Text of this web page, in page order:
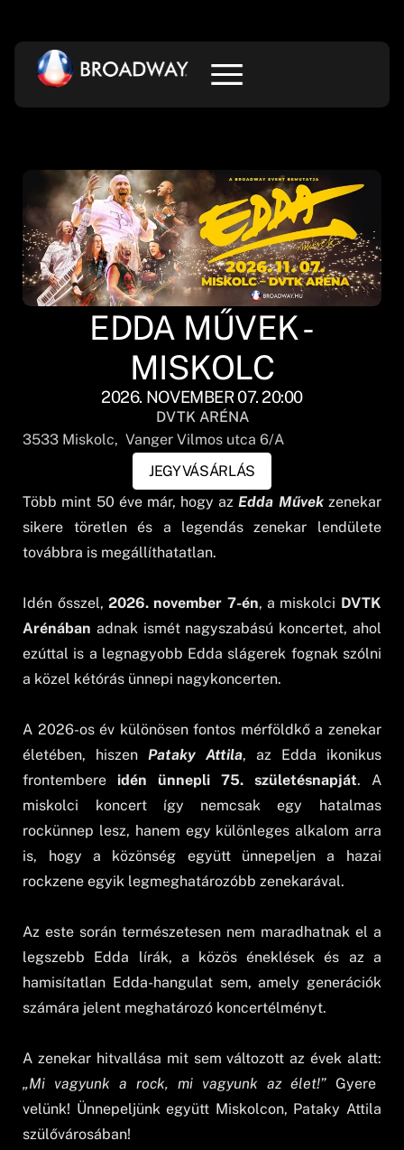
EDDA MŰVEK -
MISKOLC
2026. NOVEMBER 07. 20:00
DVTK ARÉNA
3533 Miskolc, Vanger Vilmos utca 6/A
JEGYVÁSÁRLÁS
Több mint 50 éve már, hogy az Edda Művekzenekar
sikere töretlen és a legendás zenekar lendülete
továbbra is megállíthatatlan.
Idén ősszel, 2026. november 7-én, a miskolci DVTK
Arénában adnak ismét nagyszabású koncertet, ahol
ezúttal is a legnagyobb Edda slágerek fognak szólni
a közel kétórás ünnepi nagykoncerten.
A 2026-os év különösen fontos mérföldkő a zenekar
életében, hiszen Pataky Attila, az Edda ikonikus
frontembere idén ünnepli 75. születésnapját. A
miskolci koncert így nemcsak egy hatalmas
rockünnep lesz, hanem egy különleges alkalom arra
is, hogy a közönség együtt ünnepeljen a hazai
rockzene egyik legmeghatározóbb zenekarával.
Az este során természetesen nem maradhatnak el a
legszebb Edda lírák, a közös éneklések és az a
hamisítatlan Edda-hangulat sem, amely generációk
számára jelent meghatározó koncertélményt.
A zenekar hitvallása mit sem változott az évek alatt:
„Mi vagyunk a rock, mi vagyunk az élet!”Gyere
velünk! Ünnepeljünk együtt Miskolcon, Pataky Attila
szülővárosában!